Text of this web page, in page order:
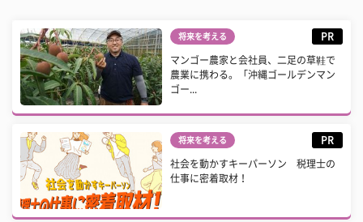
将来を考える PR
マンゴー農家と会社員、二足の草鞋で
農業に携わる。「沖縄ゴールデンマン
ゴー...
将来を考える PR
社会を動かすキーパーソン 税理士の
仕事に密着取材！